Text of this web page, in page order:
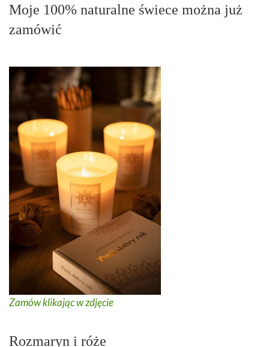
Moje 100% naturalne świece można już
zamówić
Zamów klikając w zdjęcie
Rozmaryn i róże